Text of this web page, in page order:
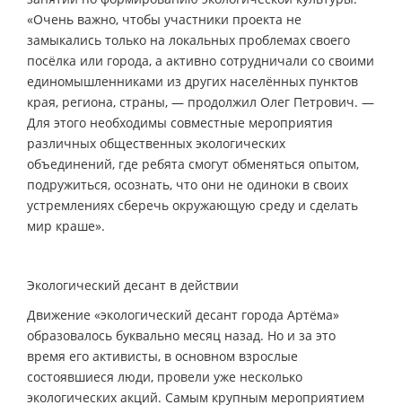
«Очень важно, чтобы участники проекта не
замыкались только на локальных проблемах своего
посёлка или города, а активно сотрудничали со своими
единомышленниками из других населённых пунктов
края, региона, страны, — продолжил Олег Петрович. —
Для этого необходимы совместные мероприятия
различных общественных экологических
объединений, где ребята смогут обменяться опытом,
подружиться, осознать, что они не одиноки в своих
устремлениях сберечь окружающую среду и сделать
мир краше».
Экологический десант в действии
Движение «экологический десант города Артёма»
образовалось буквально месяц назад. Но и за это
время его активисты, в основном взрослые
состоявшиеся люди, провели уже несколько
экологических акций. Самым крупным мероприятием